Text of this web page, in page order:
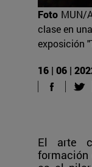
Foto MUN/
clase en
exposición
16 | 06 |
El arte
formación